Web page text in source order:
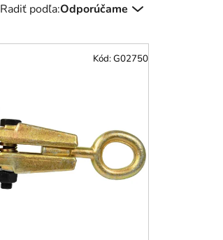
Radiť podľa:Odporúčame
Kód:G02750